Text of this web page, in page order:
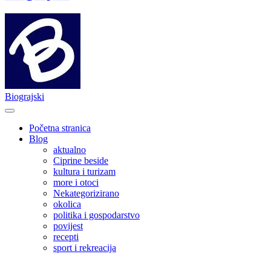
Biograjski
Početna stranica
Blog
aktualno
Ciprine beside
kultura i turizam
more i otoci
Nekategorizirano
okolica
politika i gospodarstvo
povijest
recepti
sport i rekreacija